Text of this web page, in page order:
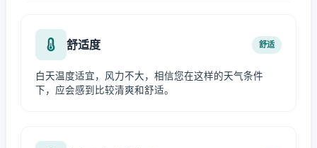
舒适度 舒适
白天温度适宜，风力不大，相信您在这样的天气条件
下，应会感到比较清爽和舒适。